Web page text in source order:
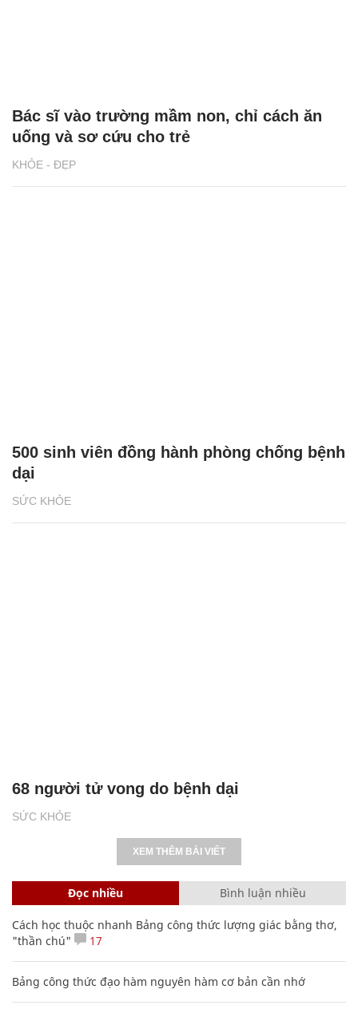
KHỎE - ĐẸP
Bác sĩ vào trường mầm non, chỉ cách ăn
uống và sơ cứu cho trẻ
SỨC KHỎE
500 sinh viên đồng hành phòng chống bệnh
dại
SỨC KHỎE
68 người tử vong do bệnh dại
XEM THÊM BÀI VIẾT
Đọc nhiều Bình luận nhiều
Cách học thuộc nhanh Bảng công thức lượng giác bằng thơ,
"thần chú"
17
Bảng công thức đạo hàm nguyên hàm cơ bản cần nhớ